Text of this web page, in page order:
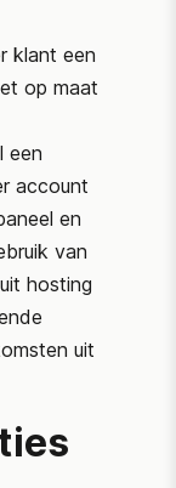
klant een
op maat
een
account
en
van
hosting
uit